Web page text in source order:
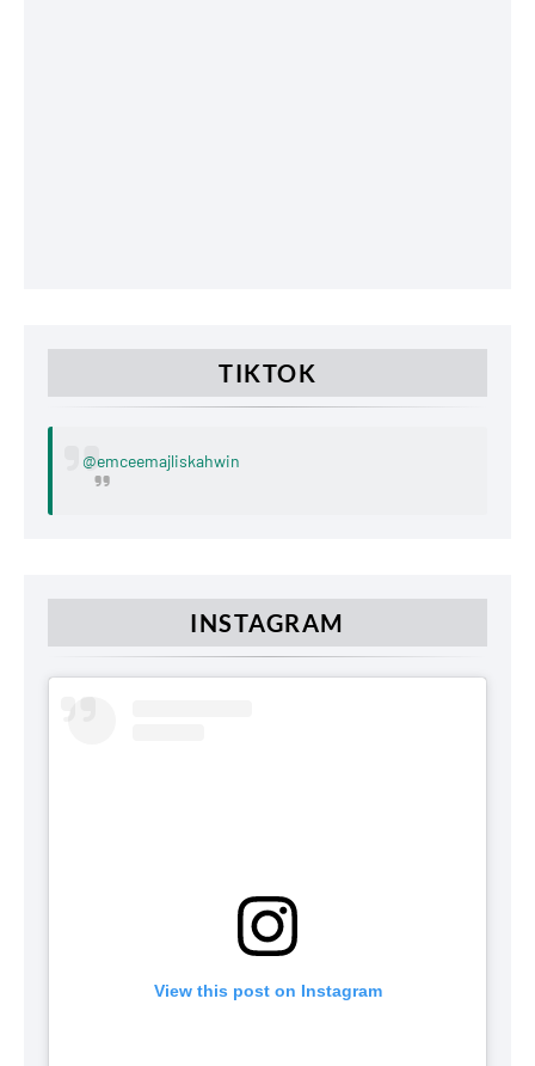
TIKTOK
@emceemajliskahwin
INSTAGRAM
View this post on Instagram